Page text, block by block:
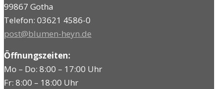
99867 Gotha
Telefon: 03621 4586-0
post@blumen-heyn.de
Öffnungszeiten:
Mo – Do: 8:00 – 17:00 Uhr
Fr: 8:00 – 18:00 Uhr